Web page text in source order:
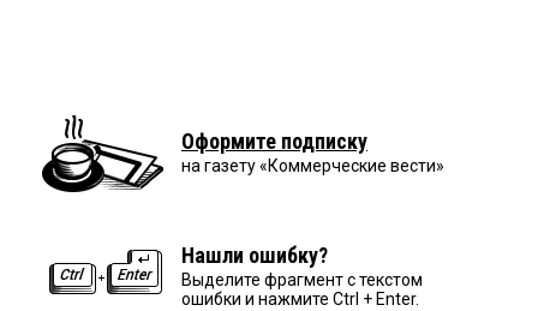
Оформите подписку
на газету «Коммерческие вести»
Нашли ошибку?
Выделите фрагмент с текстом
ошибки и нажмите Ctrl + Enter.